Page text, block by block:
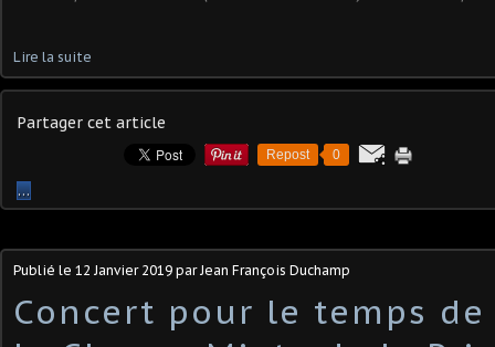
Lire la suite
Partager cet article
Repost 0
…
Publié le 12 Janvier 2019 par Jean François Duchamp
Concert pour le temps